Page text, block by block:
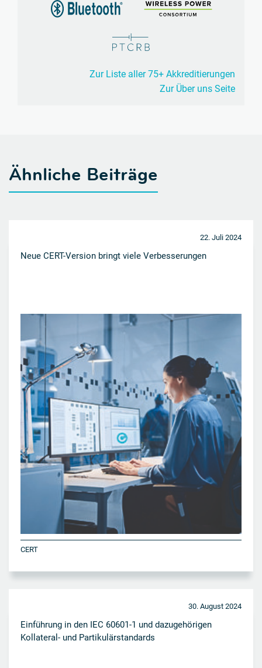
Zur Liste aller 75+ Akkreditierungen
Zur Über uns Seite
Ähnliche Beiträge
22. Juli 2024
Neue CERT-Version bringt viele Verbesserungen
CERT
30. August 2024
Einführung in den IEC 60601-1 und dazugehörigen
Kollateral- und Partikulärstandards